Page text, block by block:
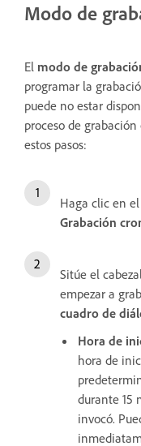
Modo de
El modo de
programar la
puede no estar
proceso de
estos pasos:
Haga clic en
Grabación
Sitúe el
empezar a
cuadro de
Hora de
hora de
durante 15
invocó.